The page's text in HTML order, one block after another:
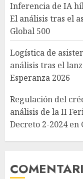
Inferencia de IA
El análisis tras el
Global 500
Logística de
análisis tras el
Esperanza 2026
Regulación del
análisis de la II
Decreto 2-2024 en